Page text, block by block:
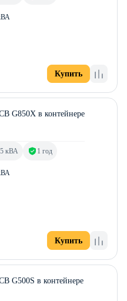
Купить
G850X в контейнере
кВА 1 год
Купить
G500S в контейнере